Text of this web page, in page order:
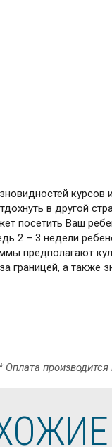
в другой
посетить Ваш
2 – 3 недели
предполагают
а также
* Оплата